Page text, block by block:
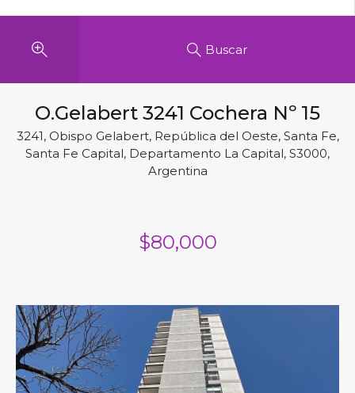
Buscar
O.Gelabert 3241 Cochera Nº 15
3241, Obispo Gelabert, República del Oeste, Santa Fe,
Santa Fe Capital, Departamento La Capital, S3000,
Argentina
$80,000